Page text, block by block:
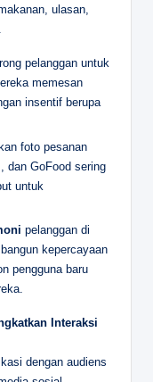
ulasan,
pelanggan untuk
memesan
insentif berupa
foto pesanan
dan GoFood sering
untuk
pelanggan di
kepercayaan
pengguna baru
Interaksi
dengan audiens